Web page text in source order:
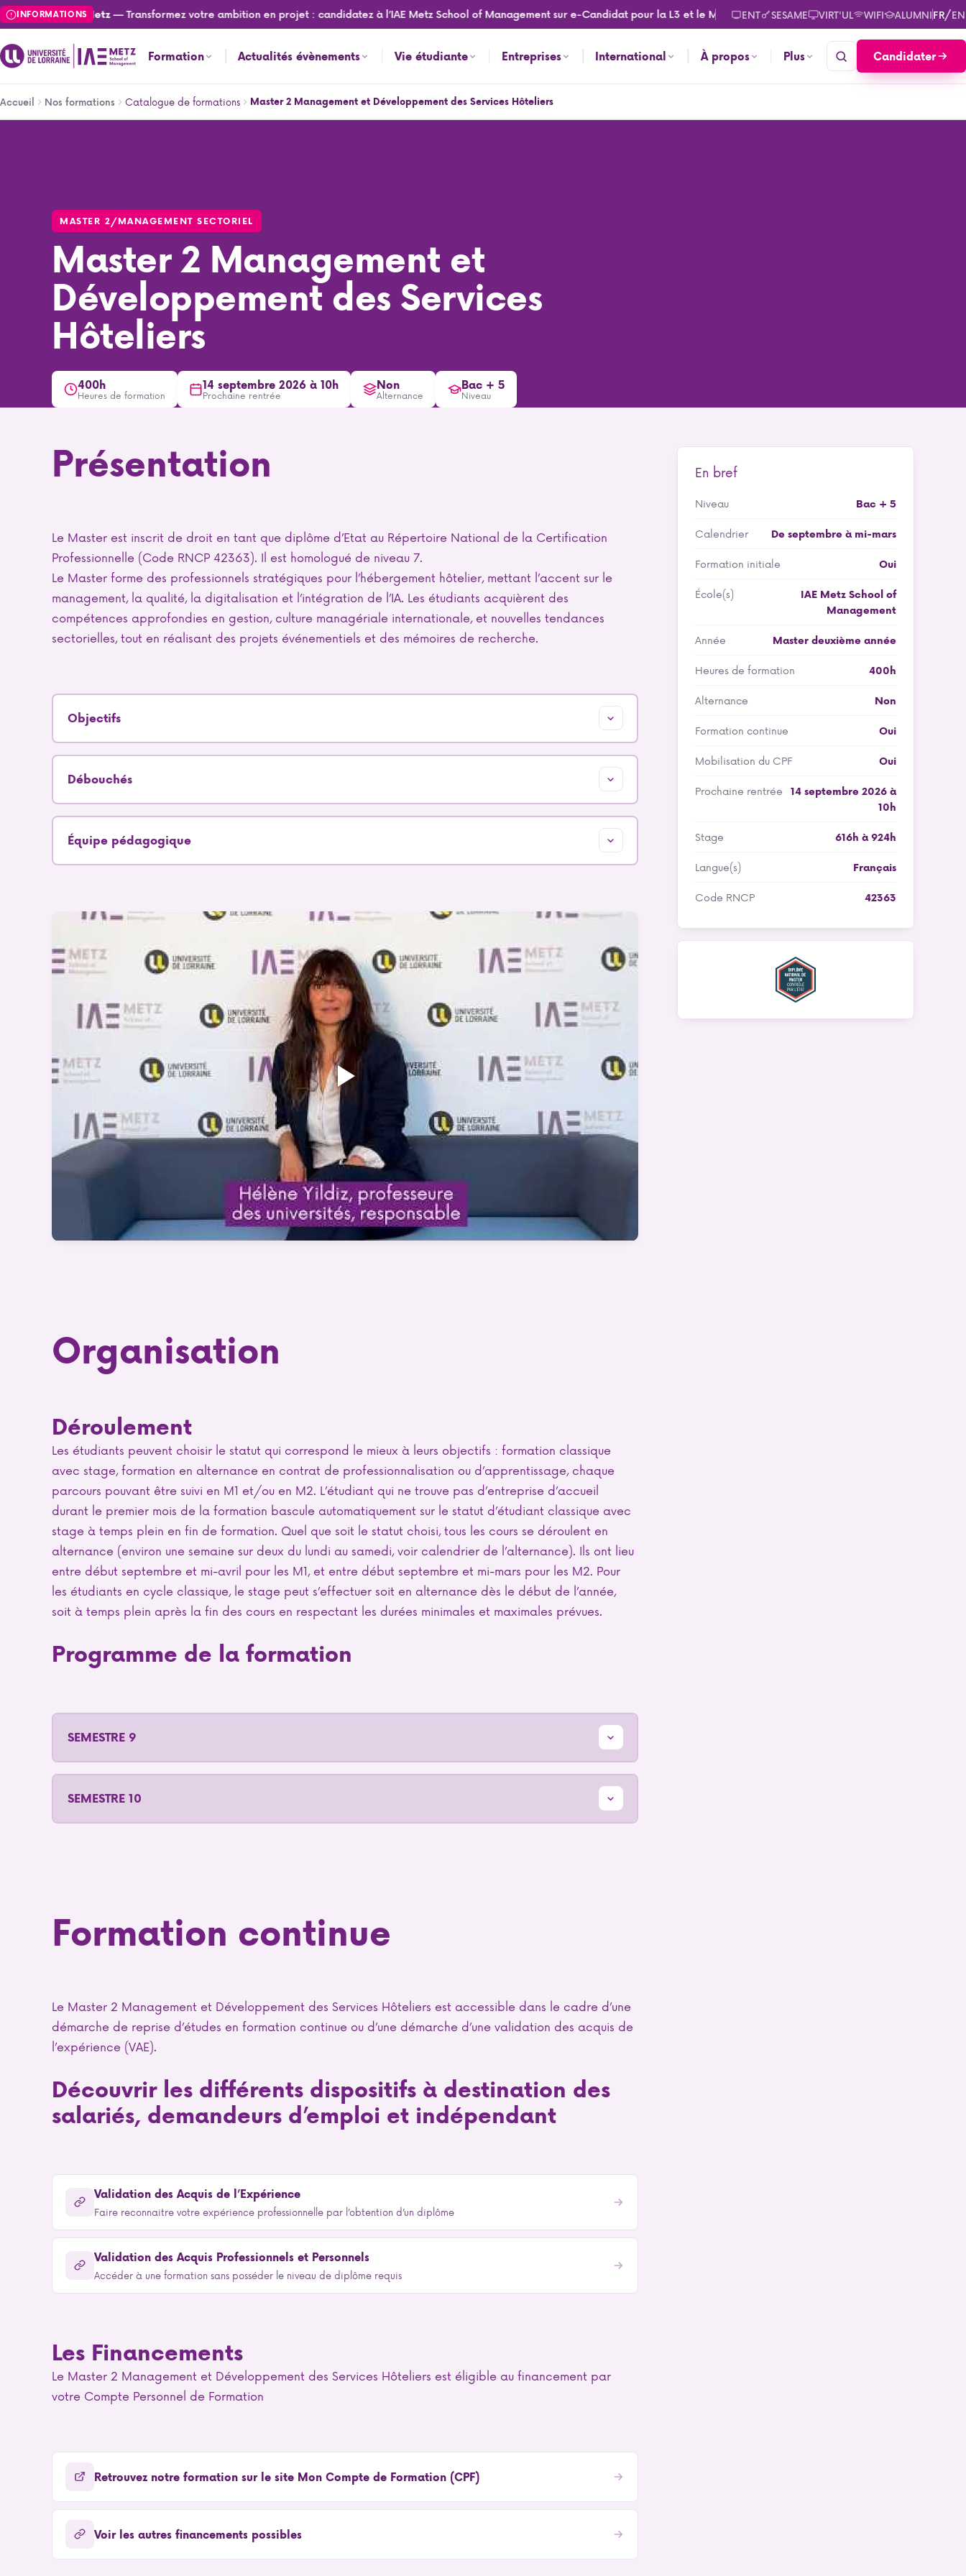
Aller
au
contenu
principal
INFORMATIONS
de l'IAE Metz— Transformez votre ambition en projet : candidatez à l’IAE Metz School of Management sur e-Candidat pour la L3 et le M2. Consultez les calendriers des rentrées pour
ENT SESAME VIRT'UL WIFI ALUMNIFR/EN
Formation Actualités évènements Vie étudiante Entreprises International À propos Plus Candidater
d'Ariane
Accueil Nos formations Catalogue de formations Master 2 Management et Développement des Services Hôteliers
MASTER 2/MANAGEMENT SECTORIEL
Master 2 Management et
Développement des Services
Hôteliers
400h
Heures de formation
14 septembre 2026 à 10h
Prochaine rentrée
Non
Alternance
Bac + 5
Niveau
Présentation
Le Master est inscrit de droit en tant que diplôme d’Etat au Répertoire National de la Certification
Professionnelle (Code RNCP 42363). Il est homologué de niveau 7.
Le Master forme des professionnels stratégiques pour l’hébergement hôtelier, mettant l’accent sur le
management, la qualité, la digitalisation et l’intégration de l’IA. Les étudiants acquièrent des
compétences approfondies en gestion, culture managériale internationale, et nouvelles tendances
sectorielles, tout en réalisant des projets événementiels et des mémoires de recherche.
Objectifs
Débouchés
Équipe pédagogique
Organisation
Déroulement
Les étudiants peuvent choisir le statut qui correspond le mieux à leurs objectifs : formation classique
avec stage, formation en alternance en contrat de professionnalisation ou d’apprentissage, chaque
parcours pouvant être suivi en M1 et/ou en M2. L’étudiant qui ne trouve pas d’entreprise d’accueil
durant le premier mois de la formation bascule automatiquement sur le statut d’étudiant classique avec
stage à temps plein en fin de formation. Quel que soit le statut choisi, tous les cours se déroulent en
alternance (environ une semaine sur deux du lundi au samedi, voir calendrier de l’alternance). Ils ont lieu
entre début septembre et mi-avril pour les M1, et entre début septembre et mi-mars pour les M2. Pour
les étudiants en cycle classique, le stage peut s’effectuer soit en alternance dès le début de l’année,
soit à temps plein après la fin des cours en respectant les durées minimales et maximales prévues.
Programme de la formation
SEMESTRE 9
SEMESTRE 10
Formation continue
Le Master 2 Management et Développement des Services Hôteliers est accessible dans le cadre d’une
démarche de reprise d’études en formation continue ou d’une démarche d’une validation des acquis de
l’expérience (VAE).
Découvrir les différents dispositifs à destination des
salariés, demandeurs d’emploi et indépendant
Validation des Acquis de l’Expérience
Faire reconnaitre votre expérience professionnelle par l’obtention d’un diplôme
Validation des Acquis Professionnels et Personnels
Accéder à une formation sans posséder le niveau de diplôme requis
Les Financements
Le Master 2 Management et Développement des Services Hôteliers est éligible au financement par
votre Compte Personnel de Formation
Retrouvez notre formation sur le site Mon Compte de Formation (CPF)
Voir les autres financements possibles
En bref
Niveau Bac + 5
Calendrier De septembre à mi-mars
Formation initiale Oui
École(s)
IAE Metz School of
Management
Année Master deuxième année
Heures de formation 400h
Alternance Non
Formation continue Oui
Mobilisation du CPF Oui
Prochaine rentrée 14 septembre 2026 à
10h
Stage 616h à 924h
Langue(s) Français
Code RNCP 42363